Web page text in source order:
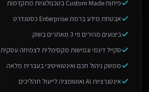
פיתוח Custom Made בטכנולוגיות מתקדמות
אבטחת מידע ברמת Enterprise כסטנדרט
ביצועים מהירים פי 3 מאתרים בשוק
סקייל דינמי וגמישות מקסימלית לצמיחה עסקית
ממשק ניהול חכם ואינטואיטיבי בעברית מלאה
אינטגרציות AI ואוטומציה לייעול תהליכים